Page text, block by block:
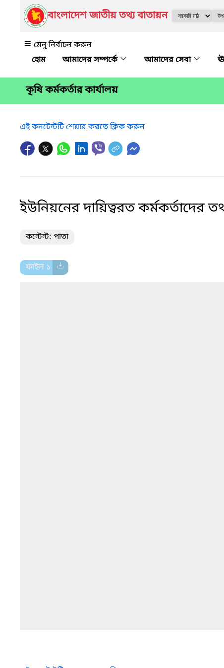
বাংলাদেশ জাতীয় তথ্য বাতায়ন
মেনু নির্বাচন করুন
আমাদের সম্পর্কে
আমাদের সেবা
কৃষি কর্মকর্তার কার্যালয়
এই কনটেন্টটি শেয়ার করতে ক্লিক করুন
ইউনিয়নের দায়িত্বরত কর্মকর্তাদের
কন্টেন্ট: পাতা
ফাইল ১